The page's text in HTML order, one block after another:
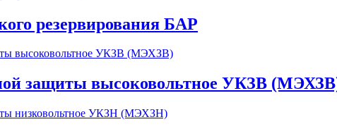
резервирования БАР
защиты высоковольтное УКЗВ